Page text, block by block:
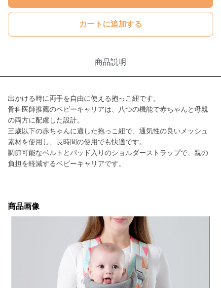
カートに追加する
商品説明
出かける時に両手を自由に使える抱っこ紐です。
骨科医師推薦のベビーキャリアは、八つの機能で赤ちゃんと母親
の両方に配慮した設計。
三歳以下の赤ちゃんに適した抱っこ紐で、通気性の良いメッシュ
素材を使用し、長時間の使用でも快適です。
調節可能なベルトとパッド入りのショルダーストラップで、親の
負担を軽減するベビーキャリアです。
商品画像